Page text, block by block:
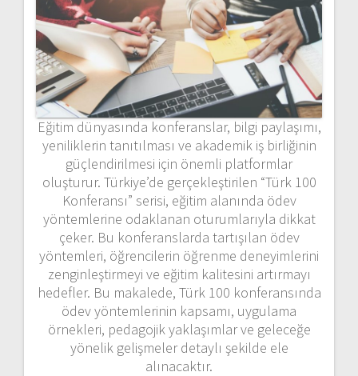
Eğitim dünyasında konferanslar, bilgi paylaşımı,
yeniliklerin tanıtılması ve akademik iş birliğinin
güçlendirilmesi için önemli platformlar
oluşturur. Türkiye’de gerçekleştirilen “Türk 100
Konferansı” serisi, eğitim alanında ödev
yöntemlerine odaklanan oturumlarıyla dikkat
çeker. Bu konferanslarda tartışılan ödev
yöntemleri, öğrencilerin öğrenme deneyimlerini
zenginleştirmeyi ve eğitim kalitesini artırmayı
hedefler. Bu makalede, Türk 100 konferansında
ödev yöntemlerinin kapsamı, uygulama
örnekleri, pedagojik yaklaşımlar ve geleceğe
yönelik gelişmeler detaylı şekilde ele
alınacaktır.